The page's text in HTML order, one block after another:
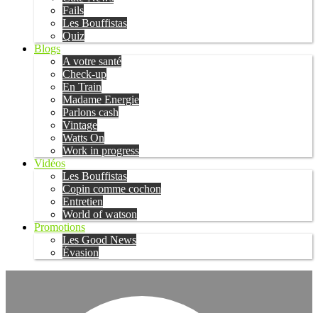
Fails
Les Bouffistas
Quiz
Blogs
A votre santé
Check-up
En Train
Madame Energie
Parlons cash
Vintage
Watts On
Work in progress
Vidéos
Les Bouffistas
Copin comme cochon
Entretien
World of watson
Promotions
Les Good News
Évasion